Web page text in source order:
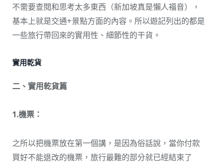
不需要查閱和思考太多東西（新加坡真是懶人福音），
基本上就是交通+景點方面的內容。所以遊記列出的都是
一些旅行帶回來的實用性、細節性的干貨。
實用乾貨
二、實用乾貨篇
1.機票：
之所以把機票放在第一個講，是因為俗話說，當你付款
買好不能退改的機票，旅行最難的部分就已經結束了